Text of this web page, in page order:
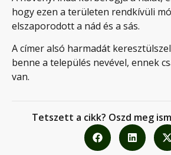
hogy ezen a területen rendkívüli
elszaporodott a nád és a sás.
A címer alsó harmadát
benne a település nevével, ennek
van.
Tetszett a cikk? Oszd meg